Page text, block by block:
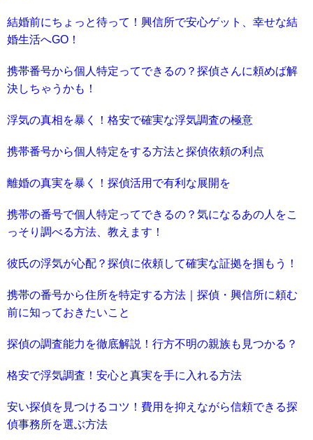
結婚前にちょっと待って！興信所で安心ゲット、幸せな結
婚生活へGO！
携帯番号から個人特定ってできるの？探偵さんに頼めば解
決しちゃうかも！
浮気の真相を暴く！格安で確実な浮気調査の極意
携帯番号から個人特定をする方法と探偵依頼の利点
離婚の真実を暴く！探偵活用で有利な展開を
携帯の番号で個人特定ってできるの？気になるあの人をこ
っそり調べる方法、教えます！
彼氏の浮気が心配？探偵に依頼して確実な証拠を掴もう！
携帯の番号から住所を特定する方法｜探偵・興信所に頼む
前に知っておきたいこと
探偵の調査能力を徹底解説！行方不明の親族も見つかる？
格安で浮気調査！安心と真実を手に入れる方法
安い探偵を見つけるコツ！費用を抑えながら信頼できる探
偵事務所を選ぶ方法